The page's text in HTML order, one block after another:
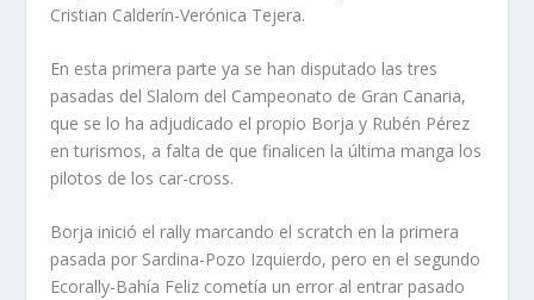
Cristian Calderín-Verónica Tejera.
En esta primera parte ya se han disputado las tres
pasadas del Slalom del Campeonato de Gran Canaria,
que se lo ha adjudicado el propio Borja y Rubén Pérez
en turismos, a falta de que finalicen la última manga los
pilotos de los car-cross.
Borja inició el rally marcando el scratch en la primera
pasada por Sardina-Pozo Izquierdo, pero en el segundo
Ecorally-Bahía Feliz cometía un error al entrar pasado